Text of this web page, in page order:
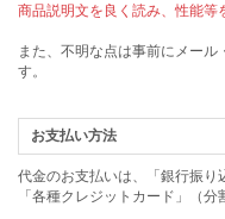
商品説明文を良く読み、性能等
また、不明な点は事前にメール
す。
お支払い方法
代金のお支払いは、「銀行振
「各種クレジットカード」（